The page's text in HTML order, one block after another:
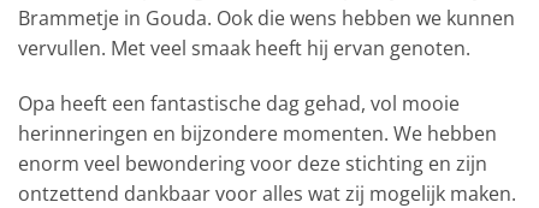
Brammetje in Gouda. Ook die wens hebben we kunnen
vervullen. Met veel smaak heeft hij ervan genoten.
Opa heeft een fantastische dag gehad, vol mooie
herinneringen en bijzondere momenten. We hebben
enorm veel bewondering voor deze stichting en zijn
ontzettend dankbaar voor alles wat zij mogelijk maken.